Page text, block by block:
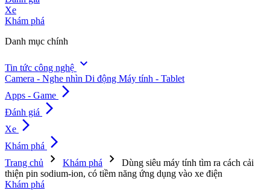
Xe
Khám phá
Danh mục chính
Tin tức công nghệ expand_more
Camera - Nghe nhìn Di động Máy tính - Tablet
Apps - Game arrow_forward_ios
Đánh giá arrow_forward_ios
Xe arrow_forward_ios
Khám phá arrow_forward_ios
Trang chủ chevron_right Khám phá chevron_right
Dùng siêu máy tính tìm ra cách cải
thiện pin sodium-ion, có tiềm năng ứng dụng vào xe điện
Khám phá